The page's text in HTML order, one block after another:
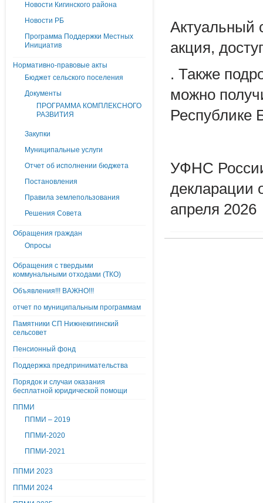
Новости Кигинского района
Новости РБ
Программа Поддержки Местных
Инициатив
Нормативно-правовые акты
Бюджет сельского поселения
Документы
ПРОГРАММА КОМПЛЕКСНОГО
РАЗВИТИЯ
Закупки
Муниципальные услуги
Отчет об исполнении бюджета
Постановления
Правила землепользования
Решения Совета
Обращения граждан
Опросы
Обращения с твердыми
коммунальными отходами (ТКО)
Объявления!!! ВАЖНО!!!
отчет по муниципальным программам
Памятники СП Нижнекигинский
сельсовет
Пенсионный фонд
Поддержка предпринимательства
Порядок и случаи оказания
бесплатной юридической помощи
ППМИ
ППМИ – 2019
ППМИ-2020
ППМИ-2021
ППМИ 2023
ППМИ 2024
Актуальный
акция,
. Также
можно
Республике
УФНС
декларации
апреля 2026